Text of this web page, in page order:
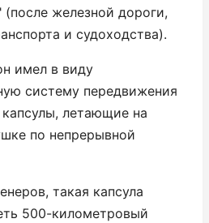
(после железной дороги,
и судоходства).
имел в виду
систему передвижения
летающие на
по непрерывной
такая капсула
500-километровый